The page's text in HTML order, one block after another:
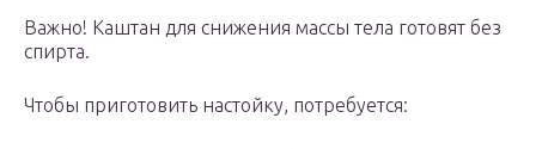
Важно! Каштан для снижения массы тела готовят без
спирта.
Чтобы приготовить настойку, потребуется: